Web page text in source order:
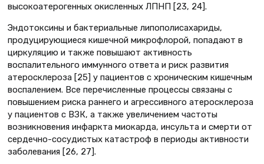
высокоатерогенных окисленных ЛПНП [23, 24].
Эндотоксины и бактериальные липополисахариды,
продуцирующиеся кишечной микрофлорой, попадают в
циркуляцию и также повышают активность
воспалительного иммунного ответа и риск развития
атеросклероза [25] у пациентов с хроническим кишечным
воспалением. Все перечисленные процессы связаны с
повышением риска раннего и агрессивного атеросклероза
у пациентов с ВЗК, а также увеличением частоты
возникновения инфаркта миокарда, инсульта и смерти от
сердечно-сосудистых катастроф в периоды активности
заболевания [26, 27].